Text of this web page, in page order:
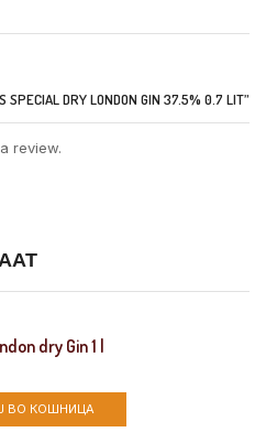
SPECIAL DRY LONDON GIN 37.5% 0.7 LIT”
review.
dry Gin 1 l
ВО КОШНИЦА